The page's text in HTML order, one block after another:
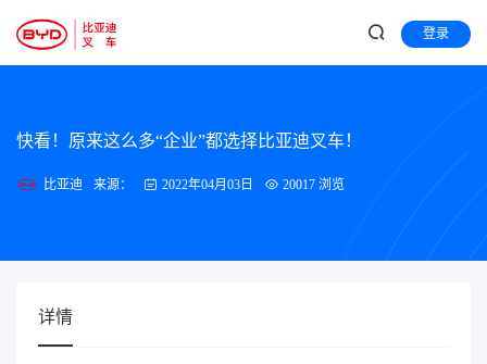
登录
快看！原来这么多“企业”都选择比亚迪叉车！
比亚迪 来源： 2022年04月03日 20017 浏览
详情